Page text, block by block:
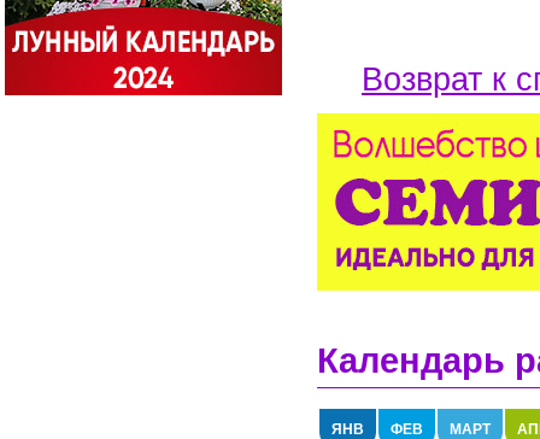
Возврат к
Календарь
ЯНВ ФЕВ МАРТ